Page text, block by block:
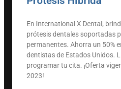
En International X Dental,
prótesis dentales soportadas
permanentes. Ahorra un 50%
dentistas de Estados Unidos.
programar tu cita. ¡Oferta
2023!